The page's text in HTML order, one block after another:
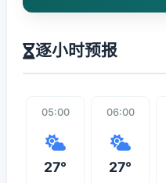
逐小时预报
05:00
27°
06:00
27°